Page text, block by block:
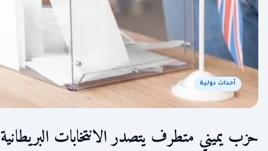
أحداث دولية
حزب يميني متطرف يتصدر الانتخابات البريطانية